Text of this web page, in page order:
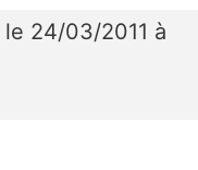
le 24/03/2011 à